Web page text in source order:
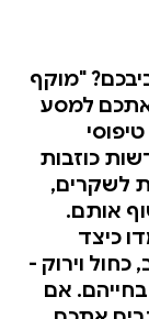
"מוקף
אתכם למסע
כוזבות
לשקרים,
אותם.
כיצד
כחול וירוק -
אם